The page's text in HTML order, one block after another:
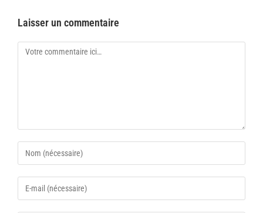
Laisser un commentaire